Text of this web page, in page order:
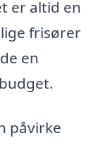
er altid en
frisører
en
påvirke